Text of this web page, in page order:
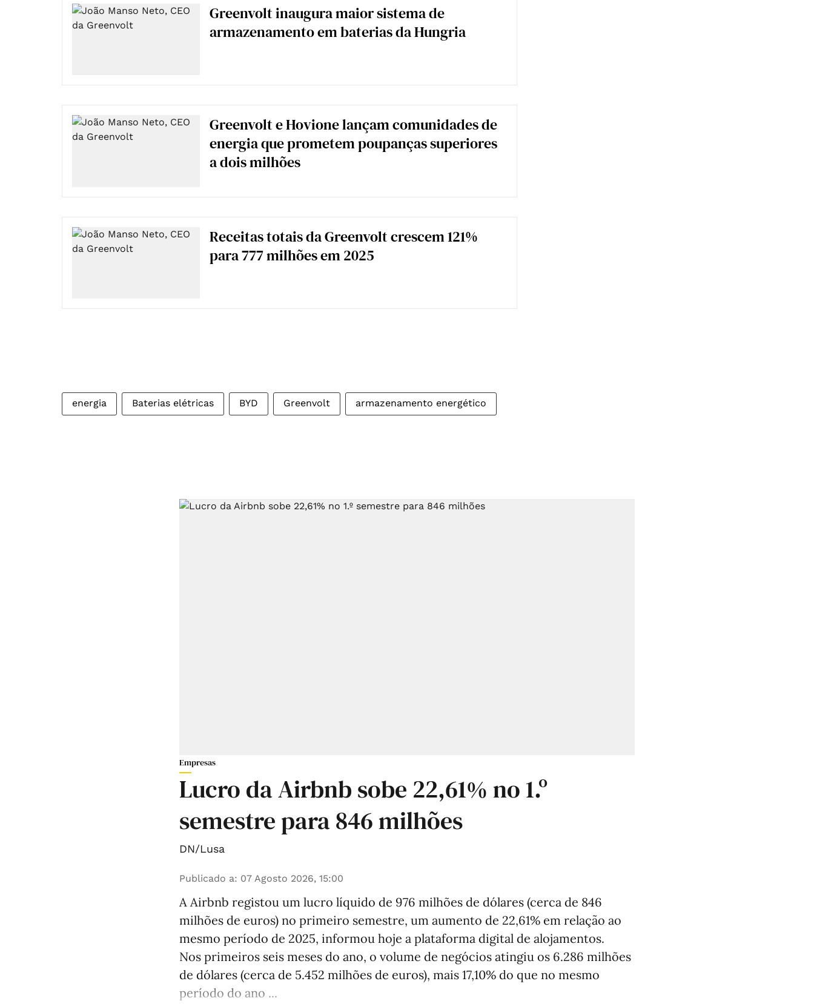
Greenvolt inaugura maior sistema de
armazenamento em baterias da Hungria
Greenvolt e Hovione lançam comunidades de
energia que prometem poupanças superiores
a dois milhões
Receitas totais da Greenvolt crescem 121%
para 777 milhões em 2025
energia Baterias elétricas BYD Greenvolt armazenamento energético
Empresas
Lucro da Airbnb sobe 22,61% no 1.º
semestre para 846 milhões
DN/Lusa
Publicado a: 07 Agosto 2026, 15:00
A Airbnb registou um lucro líquido de 976 milhões de dólares (cerca de 846
milhões de euros) no primeiro semestre, um aumento de 22,61% em relação ao
mesmo período de 2025, informou hoje a plataforma digital de alojamentos.
Nos primeiros seis meses do ano, o volume de negócios atingiu os 6.286 milhões
de dólares (cerca de 5.452 milhões de euros), mais 17,10% do que no mesmo
período do ano ...